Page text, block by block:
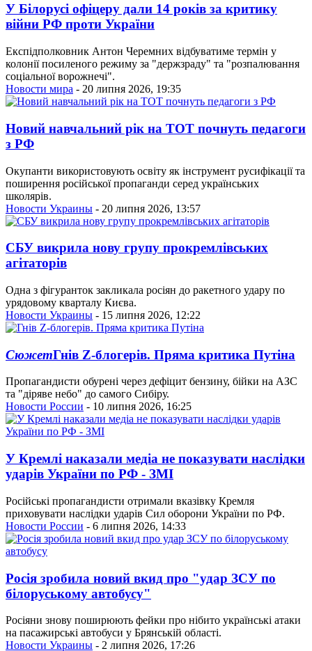
У Білорусі офіцеру дали 14 років за критику
війни РФ проти України
Експідполковник Антон Черемних відбуватиме термін у
колонії посиленого режиму за "держзраду" та "розпалювання
соціальної ворожнечі".
Новости мира - 20 липня 2026, 19:35
Новий навчальний рік на ТОТ почнуть педагоги
з РФ
Окупанти використовують освіту як інструмент русифікації та
поширення російської пропаганди серед українських
школярів.
Новости Украины - 20 липня 2026, 13:57
СБУ викрила нову групу прокремлівських
агітаторів
Одна з фігуранток закликала росіян до ракетного удару по
урядовому кварталу Києва.
Новости Украины - 15 липня 2026, 12:22
СюжетГнів Z-блогерів. Пряма критика Путіна
Пропагандисти обурені через дефіцит бензину, бійки на АЗС
та "діряве небо" до самого Сибіру.
Новости России - 10 липня 2026, 16:25
У Кремлі наказали медіа не показувати наслідки
ударів України по РФ - ЗМІ
Російські пропагандисти отримали вказівку Кремля
приховувати наслідки ударів Сил оборони України по РФ.
Новости России - 6 липня 2026, 14:33
Росія зробила новий вкид про "удар ЗСУ по
білоруському автобусу"
Росіяни знову поширюють фейки про нібито українські атаки
на пасажирські автобуси у Брянській області.
Новости Украины - 2 липня 2026, 17:26